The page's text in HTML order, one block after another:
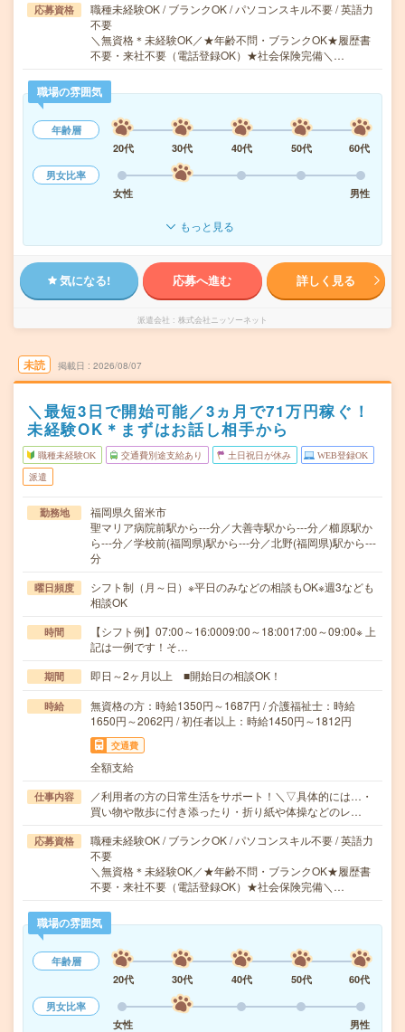
応募資格
職種未経験OK / ブランクOK / パソコンスキル不要 / 英語力
不要
＼無資格＊未経験OK／★年齢不問・ブランクOK★履歴書
不要・来社不要（電話登録OK）★社会保険完備＼…
職場の雰囲気
年齢層
20代
30代 40代 50代
60代
男女比率
女性
男性
もっと見る
気になる! 応募へ進む 詳しく見る
派遣会社 株式会社ニッソーネット
未読 掲載日 2026/08/07
＼最短3日で開始可能／3ヵ月で71万円稼ぐ！
未経験OK＊まずはお話し相手から
職種未経験OK 交通費別途支給あり 土日祝日が休み WEB登録OK
派遣
勤務地
福岡県久留米市
聖マリア病院前駅から---分／大善寺駅から---分／櫛原駅か
ら---分／学校前(福岡県)駅から---分／北野(福岡県)駅から---
分
曜日頻度
シフト制（月～日）※平日のみなどの相談もOK※週3なども
相談OK
時間
【シフト例】07:00～16:0009:00～18:0017:00～09:00※ 上
記は一例です！そ…
期間 即日～2ヶ月以上 ■開始日の相談OK！
時給
無資格の方：時給1350円～1687円 / 介護福祉士：時給
1650円～2062円 / 初任者以上：時給1450円～1812円
交通費
全額支給
仕事内容
／利用者の方の日常生活をサポート！＼▽具体的には…・
買い物や散歩に付き添ったり・折り紙や体操などのレ…
応募資格
職種未経験OK / ブランクOK / パソコンスキル不要 / 英語力
不要
＼無資格＊未経験OK／★年齢不問・ブランクOK★履歴書
不要・来社不要（電話登録OK）★社会保険完備＼…
職場の雰囲気
年齢層
20代
30代 40代 50代
60代
男女比率
女性
男性